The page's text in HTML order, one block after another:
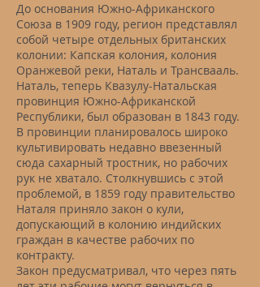
До основания Южно-Африканского
Союза в 1909 году, регион представлял
собой четыре отдельных британских
колонии: Капская колония, колония
Оранжевой реки, Наталь и Трансвааль.
Наталь, теперь Квазулу-Натальская
провинция Южно-Африканской
Республики, был образован в 1843 году.
В провинции планировалось широко
культивировать недавно ввезенный
сюда сахарный тростник, но рабочих
рук не хватало. Столкнувшись с этой
проблемой, в 1859 году правительство
Наталя приняло закон о кули,
допускающий в колонию индийских
граждан в качестве рабочих по
контракту.
Закон предусматривал, что через пять